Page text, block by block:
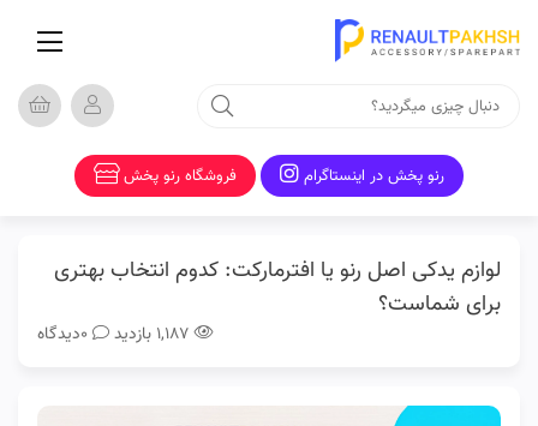
اصلی
تماس
رنو پخش در اینستاگرام فروشگاه رنو پخش
لوازم یدکی اصل رنو یا افترمارکت: کدوم انتخاب بهتری
برای شماست؟
۱,۱۸۷ بازدید 0دیدگاه